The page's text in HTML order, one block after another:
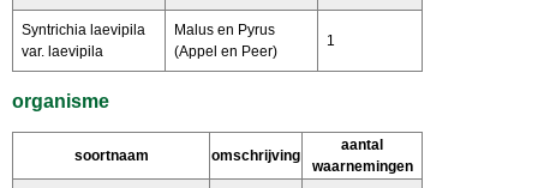
Syntrichia laevipila
var. laevipila
Malus en Pyrus
(Appel en Peer)
1
organisme
soortnaam omschrijving
aantal
waarnemingen